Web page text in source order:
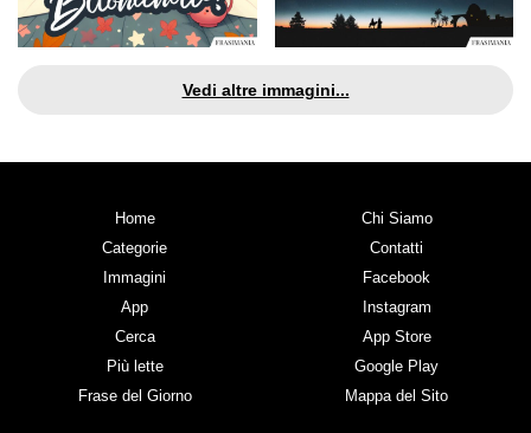
Vedi altre immagini...
Home
Categorie
Immagini
App
Cerca
Più lette
Frase del Giorno
Chi Siamo
Contatti
Facebook
Instagram
App Store
Google Play
Mappa del Sito